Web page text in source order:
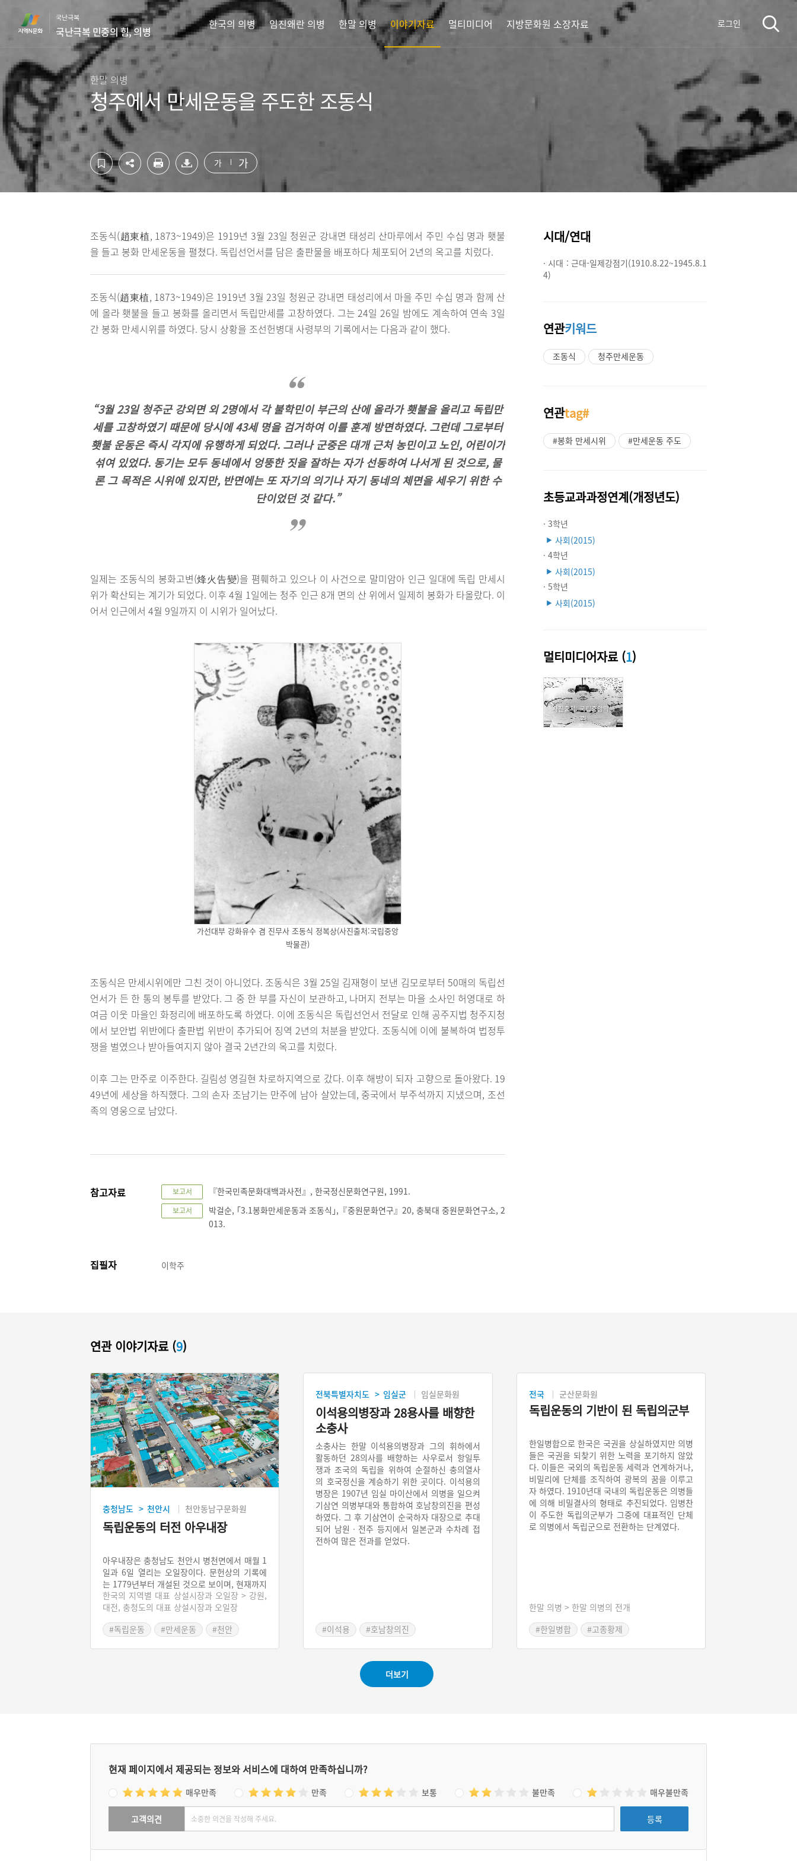
바
로
가
로
가
기
국난극복
국난극복 민중의 힘, 의병
한국의 의병 임진왜란 의병 한말 의병 이야기자료 멀티미디어 지방문화원 소장자료 로그인
한말 의병
청주에서 만세운동을 주도한 조동식
가 가
조동식(趙東植, 1873~1949)은 1919년 3월 23일 청원군 강내면 태성리 산마루에서 주민 수십 명과 횃불
을 들고 봉화 만세운동을 펼쳤다. 독립선언서를 담은 출판물을 배포하다 체포되어 2년의 옥고를 치렀다.
조동식(趙東植, 1873~1949)은 1919년 3월 23일 청원군 강내면 태성리에서 마을 주민 수십 명과 함께 산
에 올라 횃불을 들고 봉화를 올리면서 독립만세를 고창하였다. 그는 24일 26일 밤에도 계속하여 연속 3일
간 봉화 만세시위를 하였다. 당시 상황을 조선헌병대 사령부의 기록에서는 다음과 같이 했다.
“3월 23일 청주군 강외면 외 2명에서 각 불학민이 부근의 산에 올라가 횃불을 올리고 독립만
세를 고창하였기 때문에 당시에 43세 명을 검거하여 이를 훈계 방면하였다. 그런데 그로부터
횃불 운동은 즉시 각지에 유행하게 되었다. 그러나 군중은 대개 근처 농민이고 노인, 어린이가
섞여 있었다. 동기는 모두 동네에서 엉뚱한 짓을 잘하는 자가 선동하여 나서게 된 것으로, 물
론 그 목적은 시위에 있지만, 반면에는 또 자기의 의기나 자기 동네의 체면을 세우기 위한 수
단이었던 것 같다.”
일제는 조동식의 봉화고변(烽火告變)을 폄훼하고 있으나 이 사건으로 말미암아 인근 일대에 독립 만세시
위가 확산되는 계기가 되었다. 이후 4월 1일에는 청주 인근 8개 면의 산 위에서 일제히 봉화가 타올랐다. 이
어서 인근에서 4월 9일까지 이 시위가 일어났다.
가선대부 강화유수 겸 진무사 조동식 정복상(사진출처:국립중앙
박물관)
조동식은 만세시위에만 그친 것이 아니었다. 조동식은 3월 25일 김재형이 보낸 김모로부터 50매의 독립선
언서가 든 한 통의 봉투를 받았다. 그 중 한 부를 자신이 보관하고, 나머지 전부는 마을 소사인 허영대로 하
여금 이웃 마을인 화정리에 배포하도록 하였다. 이에 조동식은 독립선언서 전달로 인해 공주지법 청주지청
에서 보안법 위반에다 출판법 위반이 추가되어 징역 2년의 처분을 받았다. 조동식에 이에 불복하여 법정투
쟁을 벌였으나 받아들여지지 않아 결국 2년간의 옥고를 치렀다.
이후 그는 만주로 이주한다. 길림성 영길현 차로하지역으로 갔다. 이후 해방이 되자 고향으로 돌아왔다. 19
49년에 세상을 하직했다. 그의 손자 조남기는 만주에 남아 살았는데, 중국에서 부주석까지 지냈으며, 조선
족의 영웅으로 남았다.
참고자료 보고서 『한국민족문화대백과사전』, 한국정신문화연구원, 1991.
보고서
박걸순, ｢3.1봉화만세운동과 조동식｣,『중원문화연구』20, 충북대 중원문화연구소, 2
013.
집필자 이학주
시대/연대
· 시대 : 근대-일제강점기(1910.8.22~1945.8.1
4)
연관키워드
조동식 청주만세운동
연관tag#
#봉화 만세시위 #만세운동 주도
초등교과과정연계(개정년도)
· 3학년
▶ 사회(2015)
· 4학년
▶ 사회(2015)
· 5학년
▶ 사회(2015)
멀티미디어자료 (1)
사진출처: 국립중앙박물
관
연관 이야기자료 (9)
충청남도 > 천안시 천안동남구문화원
독립운동의 터전 아우내장
아우내장은 충청남도 천안시 병천면에서 매월 1
일과 6일 열리는 오일장이다. 문헌상의 기록에
는 1779년부터 개설된 것으로 보이며, 현재까지
도 이어지고 있다. 또한 유관순 열사가 만세운동
을 벌렸던 곳으로 인근에는 유관순 열사의 생가
와 기념관이 있다.
한국의 지역별 대표 상설시장과 오일장 > 강원,
대전, 충청도의 대표 상설시장과 오일장
#독립운동
#만세운동
#천안
전북특별자치도 > 임실군 임실문화원
이석용의병장과 28용사를 배향한
소충사
소충사는 한말 이석용의병장과 그의 휘하에서
활동하던 28의사를 배향하는 사우로서 항일투
쟁과 조국의 독립을 위하여 순절하신 충의열사
의 호국정신을 계승하기 위한 곳이다. 이석용의
병장은 1907년 임실 마이산에서 의병을 일으켜
기삼연 의병부대와 통합하여 호남창의진을 편성
하였다. 그 후 기삼연이 순국하자 대장으로 추대
되어 남원‧전주 등지에서 일본군과 수차례 접
전하여 많은 전과를 얻었다.
#이석용
#호남창의진
전국 군산문화원
독립운동의 기반이 된 독립의군부
한일병합으로 한국은 국권을 상실하였지만 의병
들은 국권을 되찾기 위한 노력을 포기하지 않았
다. 이들은 국외의 독립운동 세력과 연계하거나,
비밀리에 단체를 조직하여 광복의 꿈을 이루고
자 하였다. 1910년대 국내의 독립운동은 의병들
에 의해 비밀결사의 형태로 추진되었다. 임병찬
이 주도한 독립의군부가 그중에 대표적인 단체
로 의병에서 독립군으로 전환하는 단계였다.
한말 의병 > 한말 의병의 전개
#한일병합
#고종황제
더보기
현재 페이지에서 제공되는 정보와 서비스에 대하여 만족하십니까?
매우만족 만족 보통 불만족 매우불만족
고객의견 등록